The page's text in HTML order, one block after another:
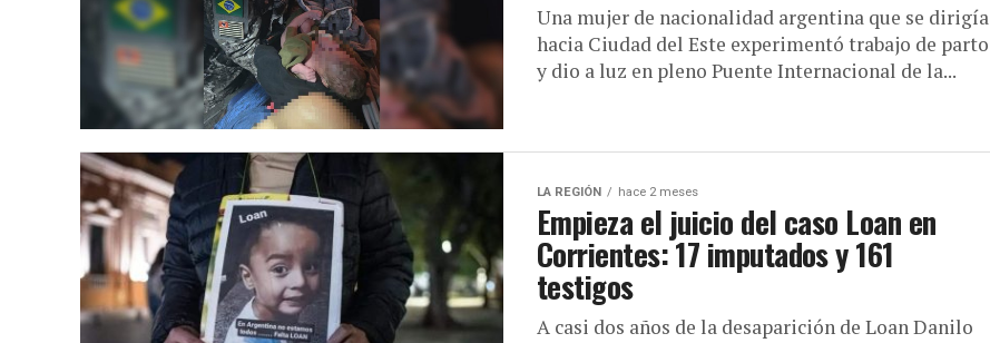
Una mujer de nacionalidad argentina que se dirigía
hacia Ciudad del Este experimentó trabajo de parto
y dio a luz en pleno Puente Internacional de la...
LA REGIÓN hace 2 meses
Empieza el juicio del caso Loan en
Corrientes: 17 imputados y 161
testigos
A casi dos años de la desaparición de Loan Danilo